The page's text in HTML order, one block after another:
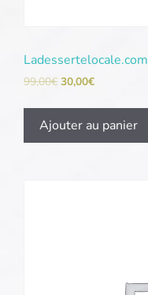
Ladessertelocale.com
99,00€ 30,00€
Ajouter au panier